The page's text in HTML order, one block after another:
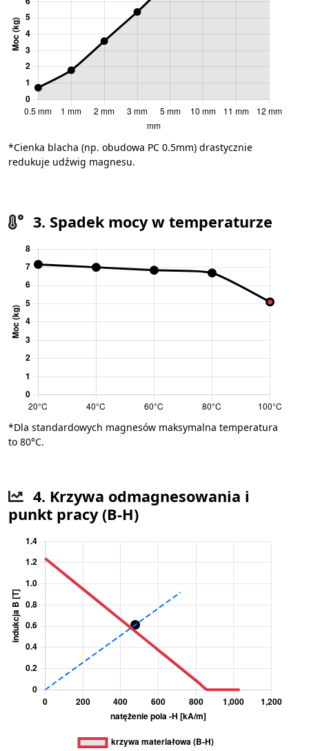
*Cienka blacha (np. obudowa PC 0.5mm) drastycznie
redukuje udźwig magnesu.
3. Spadek mocy w temperaturze
*Dla standardowych magnesów maksymalna temperatura
to 80°C.
4. Krzywa odmagnesowania i
punkt pracy (B-H)